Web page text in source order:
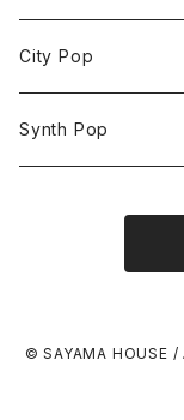
City Pop
Synth Pop
© SAYAMA HOUSE /